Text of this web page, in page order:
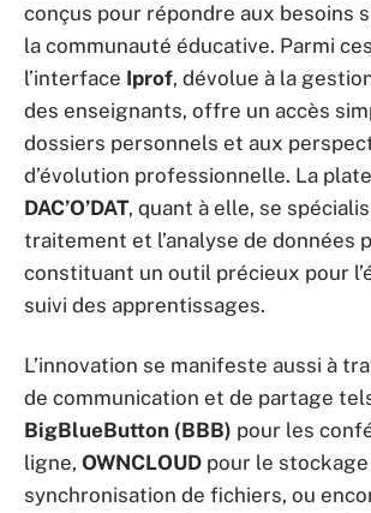
conçus pour répondre aux besoins
la communauté éducative. Parmi
l’interface Iprof, dévolue à la
des enseignants, offre un accès
dossiers personnels et aux
d’évolution professionnelle. La
DAC’O’DAT, quant à elle, se
traitement et l’analyse de données
constituant un outil précieux pour
suivi des apprentissages.
L’innovation se manifeste aussi à
de communication et de partage
BigBlueButton (BBB) pour les
ligne, OWNCLOUD pour le
synchronisation de fichiers, ou